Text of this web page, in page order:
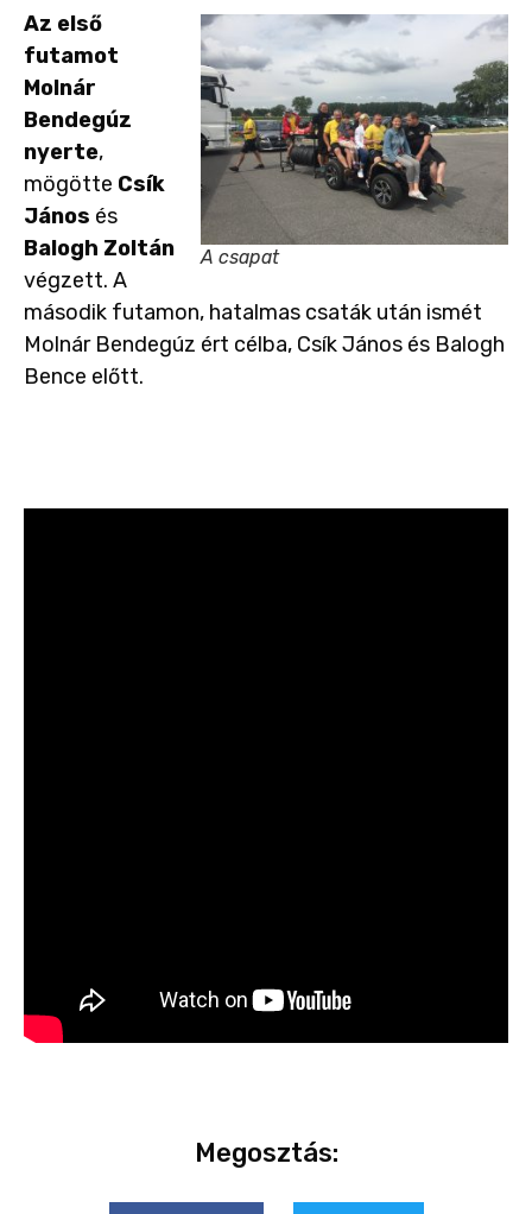
A csapat
Az első
futamot
Molnár
Bendegúz
nyerte,
mögötte Csík
János és
Balogh Zoltán
végzett. A
második futamon, hatalmas csaták után ismét
Molnár Bendegúz ért célba, Csík János és Balogh
Bence előtt.
Megosztás: